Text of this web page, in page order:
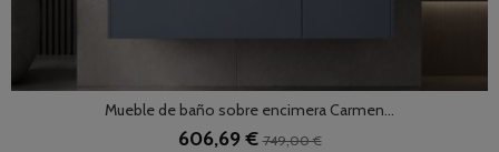
Mueble de baño sobre encimera Carmen...
606,69 €749,00 €